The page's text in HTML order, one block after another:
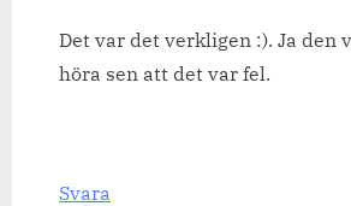
Det var det verkligen :). Ja den
höra sen att det var fel.
Svara